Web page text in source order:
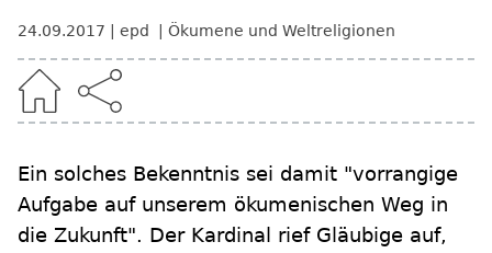
24.09.2017 epd Ökumene und Weltreligionen
Ein solches Bekenntnis sei damit "vorrangige
Aufgabe auf unserem ökumenischen Weg in
die Zukunft". Der Kardinal rief Gläubige auf,